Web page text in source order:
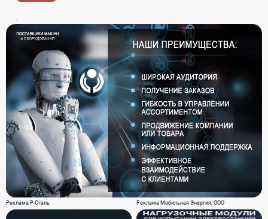
Реклама Р-Сталь Реклама Мобильная Энергия, ООО